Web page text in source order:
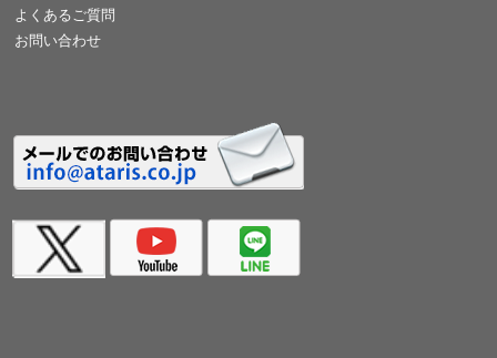
よくあるご質問
お問い合わせ